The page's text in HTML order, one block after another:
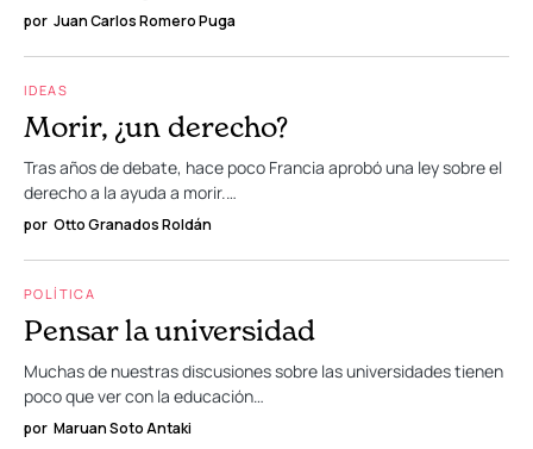
por Juan Carlos Romero Puga
IDEAS
Morir, ¿un derecho?
Tras años de debate, hace poco Francia aprobó una ley sobre el
derecho a la ayuda a morir.…
por Otto Granados Roldán
POLÍTICA
Pensar la universidad
Muchas de nuestras discusiones sobre las universidades tienen
poco que ver con la educación…
por Maruan Soto Antaki